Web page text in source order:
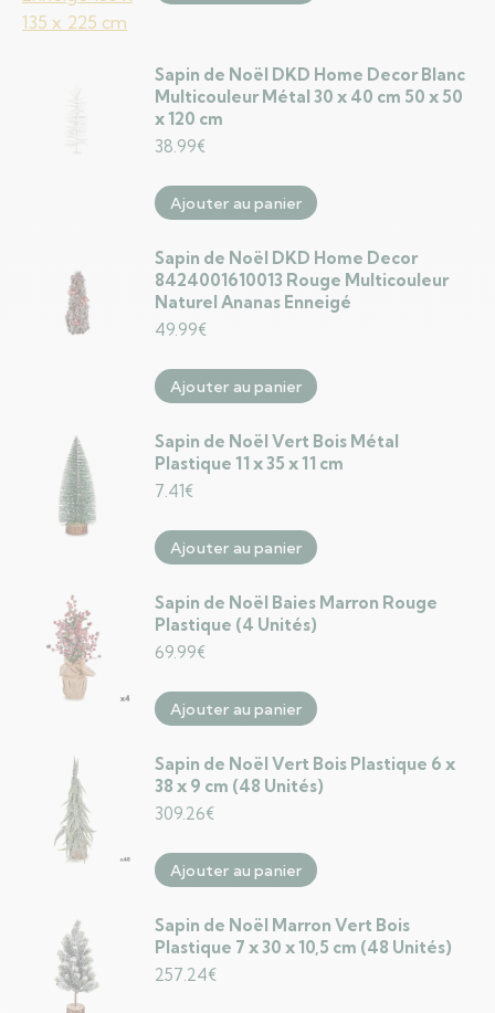
Sapin de Noël DKD Home Decor Blanc
Multicouleur Métal 30 x 40 cm 50 x 50
x 120 cm
38.99€
Ajouter au panier
Sapin de Noël DKD Home Decor
8424001610013 Rouge Multicouleur
Naturel Ananas Enneigé
49.99€
Ajouter au panier
Sapin de Noël Vert Bois Métal
Plastique 11 x 35 x 11 cm
7.41€
Ajouter au panier
Sapin de Noël Baies Marron Rouge
Plastique (4 Unités)
69.99€
Ajouter au panier
Sapin de Noël Vert Bois Plastique 6 x
38 x 9 cm (48 Unités)
309.26€
Ajouter au panier
Sapin de Noël Marron Vert Bois
Plastique 7 x 30 x 10,5 cm (48 Unités)
257.24€